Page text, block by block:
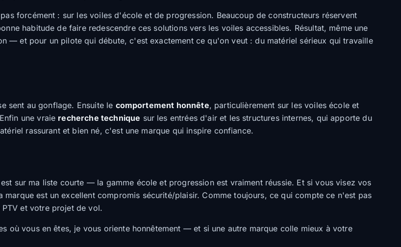
forcément : sur les voiles d'école et de progression. Beaucoup de constructeurs réservent
habitude de faire redescendre ces solutions vers les voiles accessibles. Résultat, même une
— et pour un pilote qui débute, c'est exactement ce qu'on veut : du matériel sérieux qui travaille
sent au gonflage. Ensuite le comportement honnête, particulièrement sur les voiles école et
une vraie recherche technique sur les entrées d'air et les structures internes, qui apporte du
rassurant et bien né, c'est une marque qui inspire confiance.
sur ma liste courte — la gamme école et progression est vraiment réussie. Et si vous visez vos
est un excellent compromis sécurité/plaisir. Comme toujours, ce qui compte ce n'est pas
et votre projet de vol.
où vous en êtes, je vous oriente honnêtement — et si une autre marque colle mieux à votre